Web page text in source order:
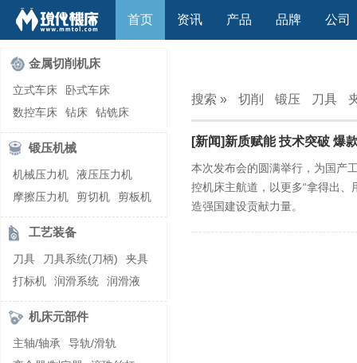
首页 资讯 产品 品牌 公司
金属切削机床
立式车床
卧式车床
数控车床
钻床
钻铣床
立式镗(铣)床
卧式镗(铣)床
龙门铣镗床
立式铣床
卧式铣床
雕刻机
平面磨床
外圆磨床
内圆磨床
龙门磨床
滚齿机\铣齿机
刨床
带锯床
车削加工中心
立式加工中心
卧式加工中心
龙门加工中心
激光快速成型
组合机床
螺纹加工机床
锻压机械
机械压力机
液压压力机
摩擦压力机
剪切机
剪板机
自动锻压机
折弯机
弯管机
快速成型机
工艺装备
刀具 刀具系统(刀柄)
夹具
打标机
润滑系统
润滑液
切削液
刃磨机
机床元部件
主轴/轴承
导轨/滑轨
搜索 » 切削 锻压 刀具
[新闻]新质赋能 技术突破
本次发布会的圆满举行，为国产
控机床主航道，以更多“拿得出
造强国建设贡献力量。